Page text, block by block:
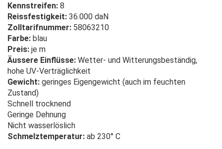
Kennstreifen: 8
Reissfestigkeit: 36.000 daN
Zolltarifnummer: 58063210
Farbe: blau
Preis: je m
Äussere Einflüsse: Wetter- und Witterungsbeständig,
hohe UV-Verträglichkeit
Gewicht: geringes Eigengewicht (auch im feuchten
Zustand)
Schnell trocknend
Geringe Dehnung
Nicht wasserlöslich
Schmelztemperatur: ab 230° C